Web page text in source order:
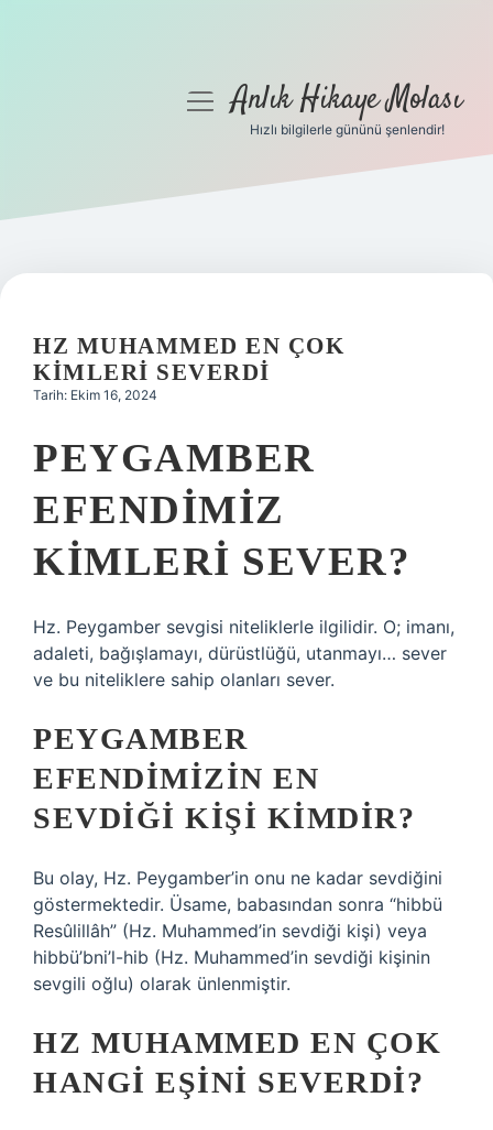
Gizlilik Politikası
Yasal Uyarı
menüyüAnlık Hikaye Molası
Hızlı bilgilerle gününü şenlendir!
HZ MUHAMMED EN ÇOK
KIMLERI SEVERDI
Tarih: Ekim 16, 2024
PEYGAMBER
EFENDIMIZ
KIMLERI SEVER?
Hz. Peygamber sevgisi niteliklerle ilgilidir. O; imanı,
adaleti, bağışlamayı, dürüstlüğü, utanmayı… sever
ve bu niteliklere sahip olanları sever.
PEYGAMBER
EFENDIMIZIN EN
SEVDIĞI KIŞI KIMDIR?
Bu olay, Hz. Peygamber’in onu ne kadar sevdiğini
göstermektedir. Üsame, babasından sonra “hibbü
Resûlillâh” (Hz. Muhammed’in sevdiği kişi) veya
hibbü’bni’l-hib (Hz. Muhammed’in sevdiği kişinin
sevgili oğlu) olarak ünlenmiştir.
HZ MUHAMMED EN ÇOK
HANGI EŞINI SEVERDI?